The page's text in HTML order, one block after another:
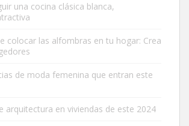
una cocina clásica blanca,
colocar las alfombras en tu hogar: Crea
de moda femenina que entran este
arquitectura en viviendas de este 2024